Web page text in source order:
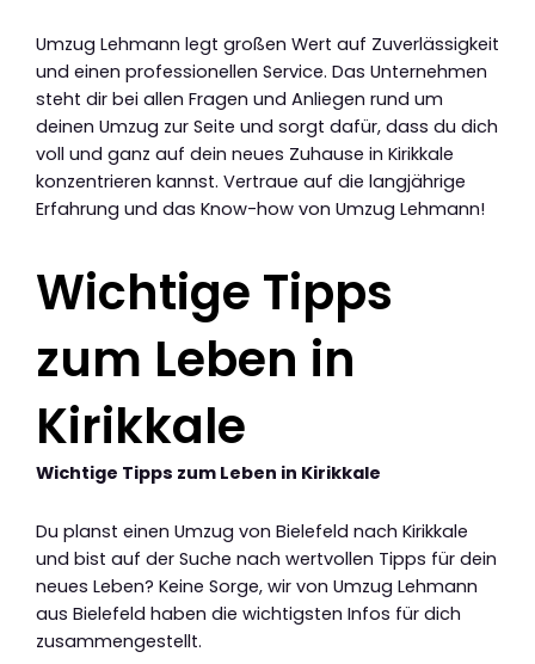
Umzug Lehmann legt großen Wert auf Zuverlässigkeit
und einen professionellen Service. Das Unternehmen
steht dir bei allen Fragen und Anliegen rund um
deinen Umzug zur Seite und sorgt dafür, dass du dich
voll und ganz auf dein neues Zuhause in Kirikkale
konzentrieren kannst. Vertraue auf die langjährige
Erfahrung und das Know-how von Umzug Lehmann!
Wichtige Tipps
zum Leben in
Kirikkale
Wichtige Tipps zum Leben in Kirikkale
Du planst einen Umzug von Bielefeld nach Kirikkale
und bist auf der Suche nach wertvollen Tipps für dein
neues Leben? Keine Sorge, wir von Umzug Lehmann
aus Bielefeld haben die wichtigsten Infos für dich
zusammengestellt.